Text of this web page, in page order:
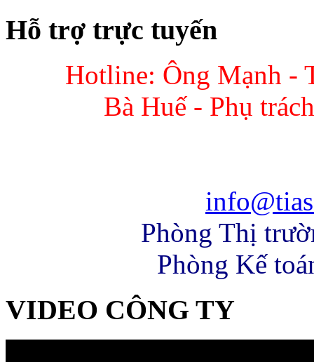
Hỗ trợ trực tuyến
Hotline: Ông Mạnh -
Bà Huế - Phụ
Phòng Thị
Phòng Kế
VIDEO CÔNG TY